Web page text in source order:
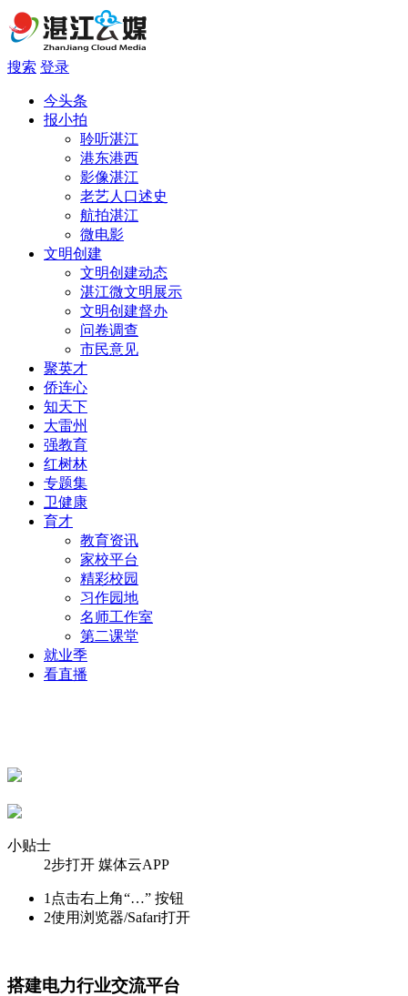
搜索 登录
今头条
报小拍
聆听湛江
港东港西
影像湛江
老艺人口述史
航拍湛江
微电影
文明创建
文明创建动态
湛江微文明展示
文明创建督办
问卷调查
市民意见
聚英才
侨连心
知天下
大雷州
强教育
红树林
专题集
卫健康
育才
教育资讯
家校平台
精彩校园
习作园地
名师工作室
第二课堂
就业季
看直播
小贴士
2步打开 媒体云APP
1 点击右上角“…” 按钮
2使用浏览器/Safari打开
搭建电力行业交流平台